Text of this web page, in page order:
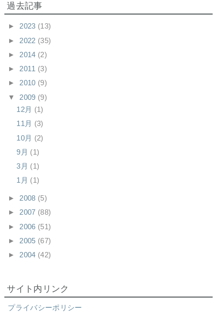
過去記事
►2023 (13)
► 2022 (35)
► 2014 (2)
► 2011 (3)
►2010 (9)
▼ 2009 (9)
12月 (1)
11月 (3)
10月 (2)
9月 (1)
3月 (1)
1月 (1)
► 2008 (5)
►2007 (88)
► 2006 (51)
► 2005 (67)
► 2004 (42)
サイト内リンク
プライバシーポリシー